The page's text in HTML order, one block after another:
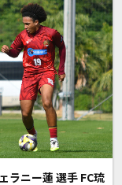
ラニー蓮 選手 FC琉